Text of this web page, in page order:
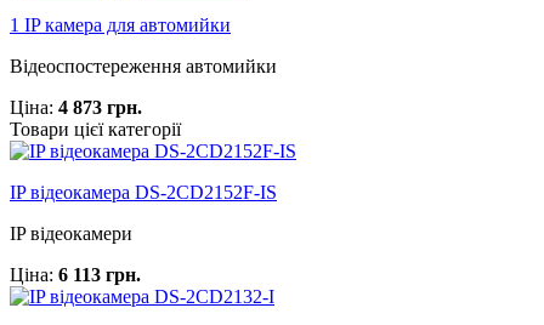
1 IP камера для автомийки
Відеоспостереження автомийки
Ціна: 4 873 грн.
Товари цієї категорії
IP відеокамера DS-2CD2152F-IS
IP відеокамери
Ціна: 6 113 грн.